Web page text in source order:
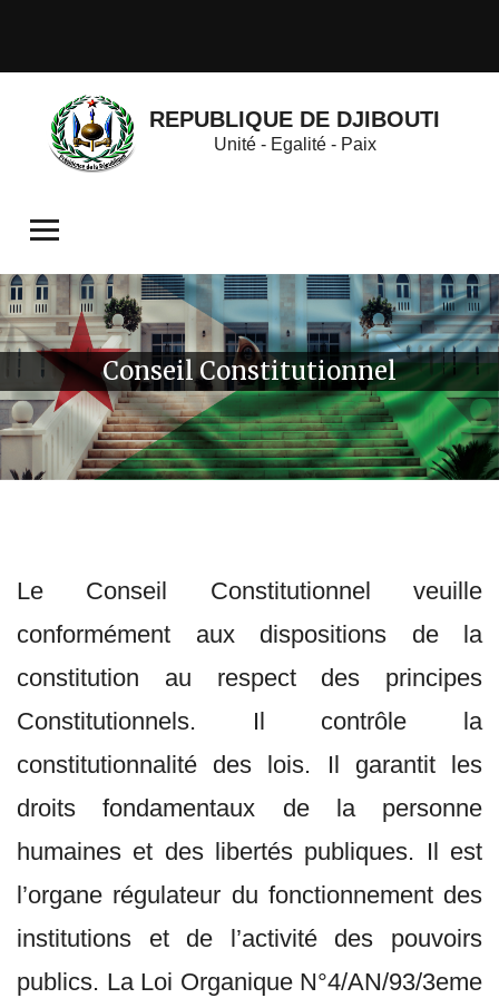
REPUBLIQUE DE DJIBOUTI
Unité - Egalité - Paix
Conseil Constitutionnel
Le Conseil Constitutionnel veuille
conformément aux dispositions de la
constitution au respect des principes
Constitutionnels. Il contrôle la
constitutionnalité des lois. Il garantit les
droits fondamentaux de la personne
humaines et des libertés publiques. Il est
l’organe régulateur du fonctionnement des
institutions et de l’activité des pouvoirs
publics. La Loi Organique N°4/AN/93/3eme